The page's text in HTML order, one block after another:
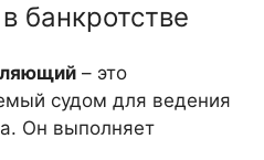
банкротстве
– это
судом для ведения
Он выполняет